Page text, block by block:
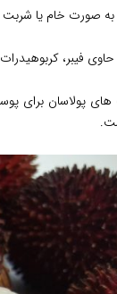
به صورت خام یا
حاوی فیبر،
های پولاسان برای